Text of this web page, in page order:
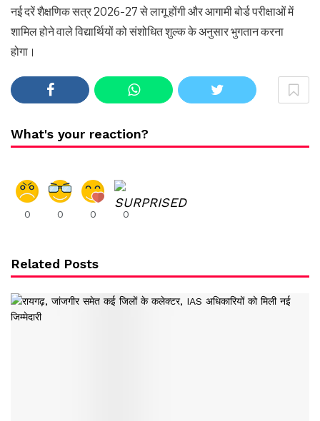
नई दरें शैक्षणिक सत्र 2026-27 से लागू होंगी और आगामी बोर्ड परीक्षाओं में
शामिल होने वाले विद्यार्थियों को संशोधित शुल्क के अनुसार भुगतान करना
होगा।
What's your reaction?
0 0 0 0
Related Posts